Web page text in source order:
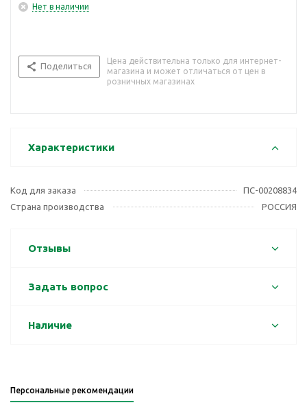
Нет в наличии
Поделиться
Цена действительна только для интернет-
магазина и может отличаться от цен в
розничных магазинах
Характеристики
Код для заказа
ПС-00208834
Страна производства
РОССИЯ
Отзывы
Задать вопрос
Наличие
Персональные рекомендации